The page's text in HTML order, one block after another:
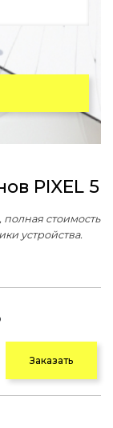
PIXEL 5
полная стоимость
устройства.
Заказать